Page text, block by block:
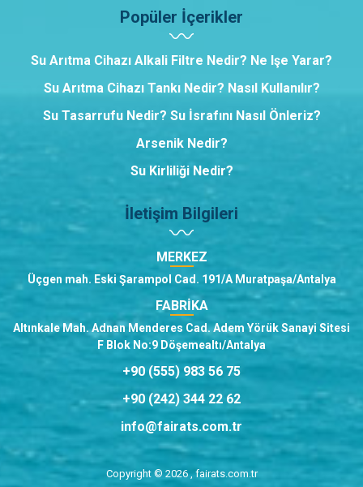
Popüler İçerikler
Su Arıtma Cihazı Alkali Filtre Nedir? Ne Işe Yarar?
Su Arıtma Cihazı Tankı Nedir? Nasıl Kullanılır?
Su Tasarrufu Nedir? Su İsrafını Nasıl Önleriz?
Arsenik Nedir?
Su Kirliliği Nedir?
İletişim Bilgileri
MERKEZ
Üçgen mah. Eski Şarampol Cad. 191/A Muratpaşa/Antalya
FABRİKA
Altınkale Mah. Adnan Menderes Cad. Adem Yörük Sanayi Sitesi
F Blok No:9 Döşemealtı/Antalya
+90 (555) 983 56 75
+90 (242) 344 22 62
info@fairats.com.tr
Copyright © 2026 , fairats.com.tr